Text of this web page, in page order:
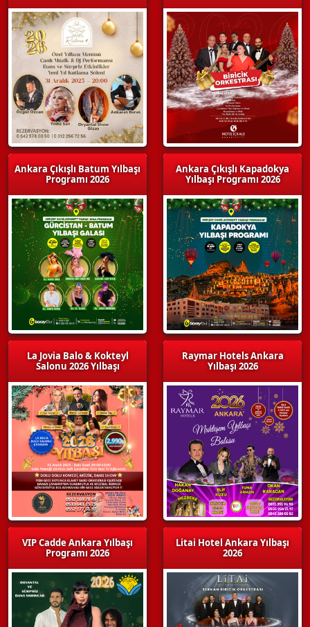
Ankara Çıkışlı Batum Yılbaşı
Programı 2026
La Jovia Balo & Kokteyl
Salonu 2026 Yılbaşı
VIP Cadde Ankara Yılbaşı
Programı 2026
Ankara Çıkışlı Kapadokya
Yılbaşı Programı 2026
Raymar Hotels Ankara
Yılbaşı 2026
Litai Hotel Ankara Yılbaşı
2026